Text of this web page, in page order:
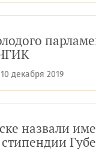
10 декабря 2019
назвали